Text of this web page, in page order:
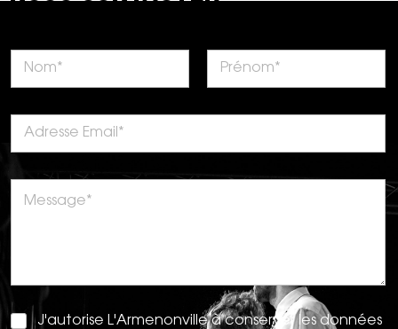
J'autorise L'Armenonville à conserver les données